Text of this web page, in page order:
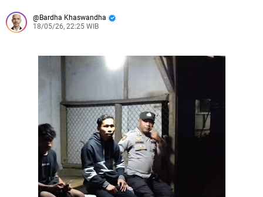
Bardha Khaswandha
18/05/26, 22:25 WIB